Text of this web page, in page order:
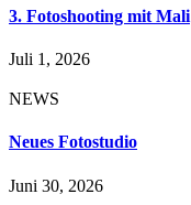
3. Fotoshooting mit Mali
Juli 1, 2026
NEWS
Neues Fotostudio
Juni 30, 2026